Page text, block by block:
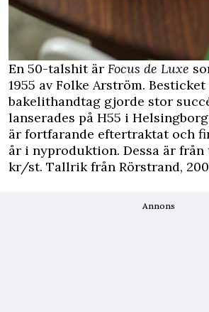
En 50-talshit är Focus de Luxe
1955 av Folke Arström. Besticket
bakelithandtag gjorde stor
lanserades på H55 i
är fortfarande eftertraktat och
år i nyproduktion. Dessa är från
kr/st. Tallrik från Rörstrand,
Annons